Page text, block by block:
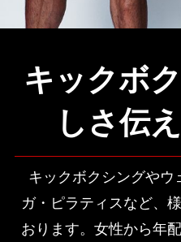
キックボ
しさ伝
キックボクシングやウ
ガ・ピラティスなど、
おります。 女性から年